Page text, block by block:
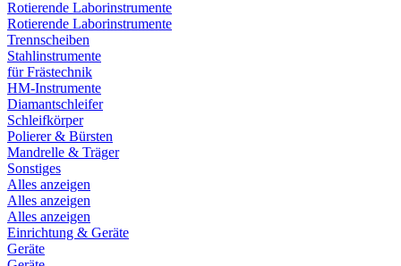
Rotierende Laborinstrumente
Rotierende Laborinstrumente
Trennscheiben
Stahlinstrumente
für Frästechnik
HM-Instrumente
Diamantschleifer
Schleifkörper
Polierer & Bürsten
Mandrelle & Träger
Sonstiges
Alles anzeigen
Alles anzeigen
Alles anzeigen
Einrichtung & Geräte
Geräte